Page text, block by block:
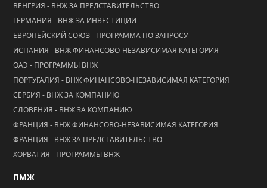
ВЕНГРИЯ - ВНЖ ЗА ПРЕДСТАВИТЕЛЬСТВО
ГЕРМАНИЯ - ВНЖ ЗА ИНВЕСТИЦИИ
ЕВРОПЕЙСКИЙ СОЮЗ - ПРОГРАММА ПО ЗАПРОСУ
ИСПАНИЯ - ВНЖ ФИНАНСОВО-НЕЗАВИСИМАЯ КАТЕГОРИЯ
ОАЭ - ПРОГРАММЫ ВНЖ
ПОРТУГАЛИЯ - ВНЖ ФИНАНСОВО-НЕЗАВИСИМАЯ КАТЕГОРИЯ
СЕРБИЯ - ВНЖ ЗА КОМПАНИЮ
СЛОВЕНИЯ - ВНЖ ЗА КОМПАНИЮ
ФРАНЦИЯ - ВНЖ ФИНАНСОВО-НЕЗАВИСИМАЯ КАТЕГОРИЯ
ФРАНЦИЯ - ВНЖ ЗА ПРЕДСТАВИТЕЛЬСТВО
ХОРВАТИЯ - ПРОГРАММЫ ВНЖ
ПМЖ